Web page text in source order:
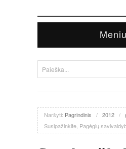
Meniu
Naršyti: Pagrindinis / 2012 /
Susipažinkite, Pagėgių